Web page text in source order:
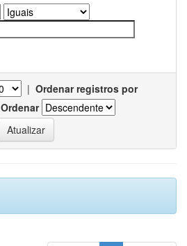
| Ordenar registros por
Ordenar